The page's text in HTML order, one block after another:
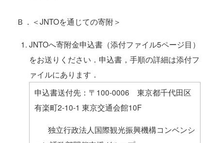
Ｂ．＜JNTOを通じての寄附＞
JNTOへ寄附金申込書（添付ファイル5ページ目）
をお送りください．申込書，手順の詳細は添付フ
ァイルにあります．
申込書送付先：〒100-0006 東京都千代田区
有楽町2-10-1 東京交通会館10F
独立行政法人国際観光振興機構コンベンシ